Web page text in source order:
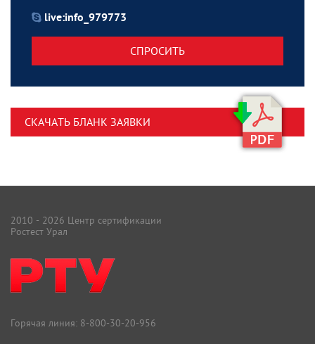
live:info_979773
СПРОСИТЬ
СКАЧАТЬ БЛАНК ЗАЯВКИ
2010 - 2026 Центр сертификации
Ростест Урал
Горячая линия: 8-800-30-20-956